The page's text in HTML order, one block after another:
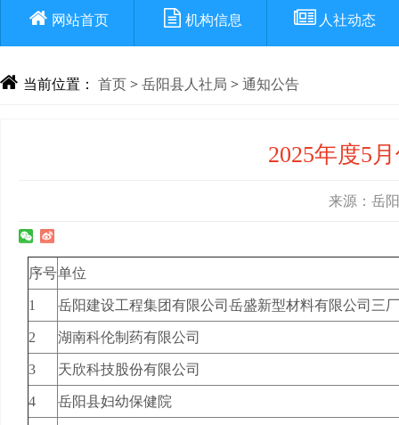
网站首页 机构信息 人社动态
当前位置： 首页 > 岳阳县人社局 > 通知公告
2025年度5
来源：岳
序号单位
1 岳阳建设工程集团有限公司岳盛新型材料有限公司三
2 湖南科伦制药有限公司
3 天欣科技股份有限公司
4 岳阳县妇幼保健院